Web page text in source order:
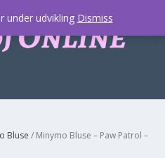
Bluse / Minymo Bluse – Paw Patrol –
under udvikling Dismiss